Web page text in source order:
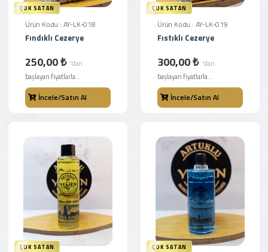
ÇOK SATAN
Ürün Kodu : AY-LK-018
Fındıklı Cezerye
250,00 ₺ 'dan
başlayan fiyatlarla...
İncele/Satın Al
ÇOK SATAN
Ürün Kodu : AY-LK-019
Fıstıklı Cezerye
300,00 ₺ 'dan
başlayan fiyatlarla...
İncele/Satın Al
ÇOK SATAN ÇOK SATAN